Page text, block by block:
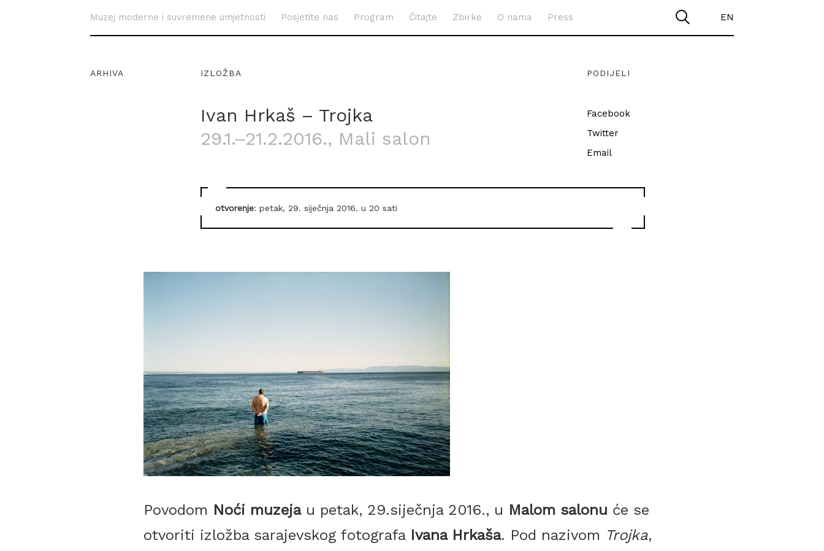
Muzej moderne i suvremene umjetnosti Posjetite nas Program Čitajte Zbirke O nama Press EN
ARHIVA IZLOŽBA PODIJELI
Ivan Hrkaš – Trojka
29.1.–21.2.2016., Mali salon
Facebook
Twitter
Email
otvorenje: petak, 29. siječnja 2016. u 20 sati
Povodom Noći muzejau petak, 29.siječnja 2016., u Malom salonu će se
otvoriti izložba sarajevskog fotografa Ivana Hrkaša. Pod nazivom Trojka,